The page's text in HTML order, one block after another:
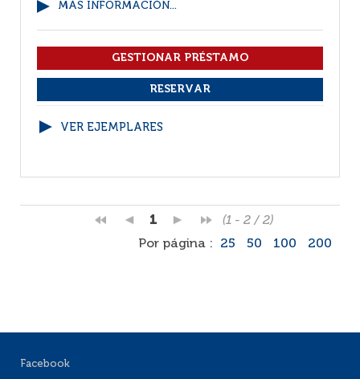
MÁS INFORMACIÓN...
VER EJEMPLARES
1
(1 - 2 / 2)
Por página :
25 50 100 200
Facebook